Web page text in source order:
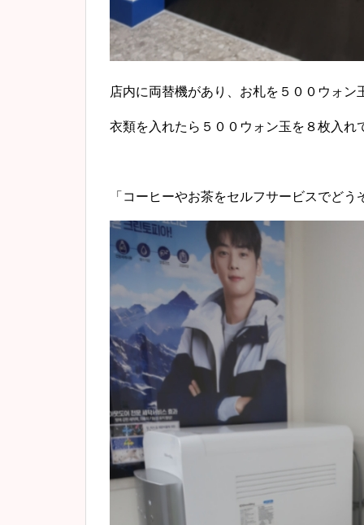
店内に両替機があり、お札を５００ウォン
衣類を入れたら５００ウォン玉を８枚入れ
「コーヒーやお茶をセルフサービスでど